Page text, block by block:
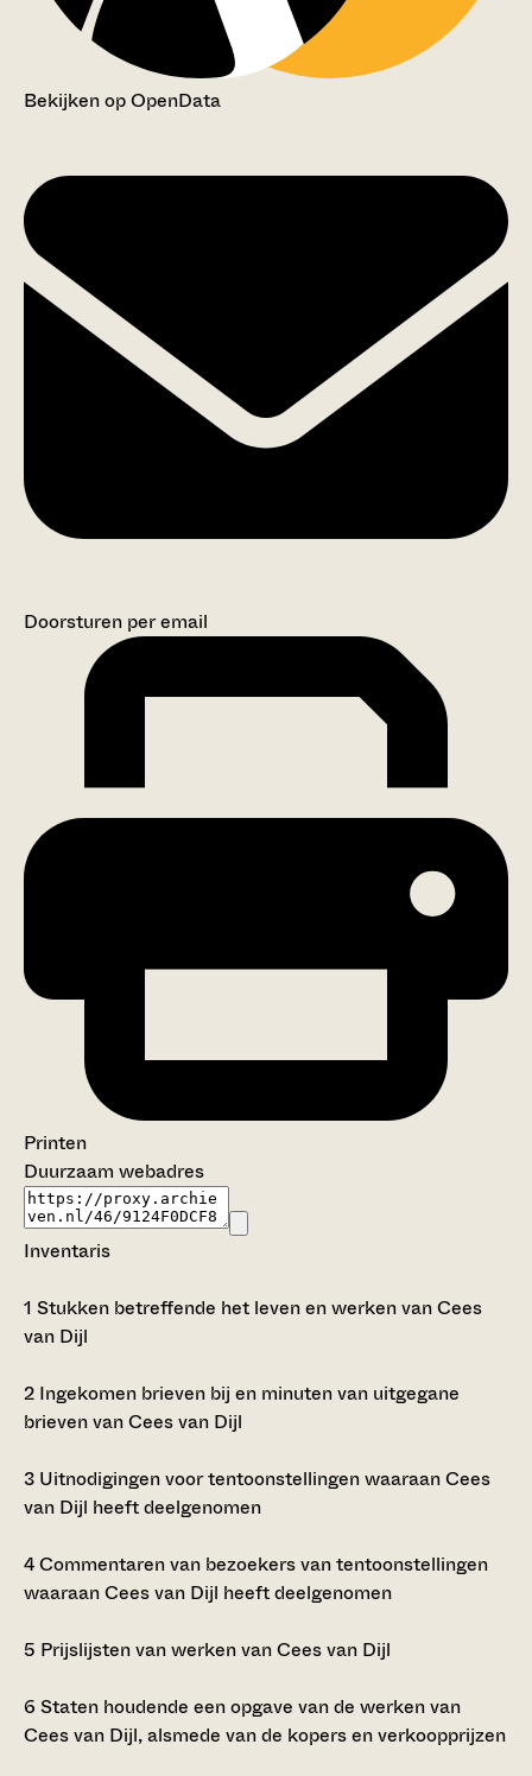
Bekijken op OpenData
Doorsturen per email
Printen
Duurzaam webadres
Inventaris
1 Stukken betreffende het leven en werken van Cees
van Dijl
2 Ingekomen brieven bij en minuten van uitgegane
brieven van Cees van Dijl
3 Uitnodigingen voor tentoonstellingen waaraan Cees
van Dijl heeft deelgenomen
4Commentaren van bezoekers van tentoonstellingen
waaraan Cees van Dijl heeft deelgenomen
5 Prijslijsten van werken van Cees van Dijl
6 Staten houdende een opgave van de werken van
Cees van Dijl, alsmede van de kopers en verkoopprijzen